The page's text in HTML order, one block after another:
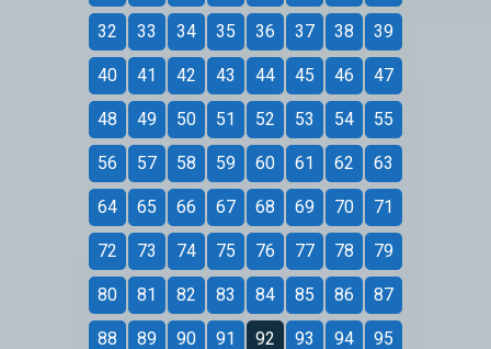
32 33 34 35 36 37 38 39
40 41 42 43 44 45 46 47
48 49 50 51 52 53 54 55
56 57 58 59 60 61 62 63
64 65 66 67 68 69 70 71
72 73 74 75 76 77 78 79
80 81 82 83 84 85 86 87
88 89 90 91 92 93 94 95